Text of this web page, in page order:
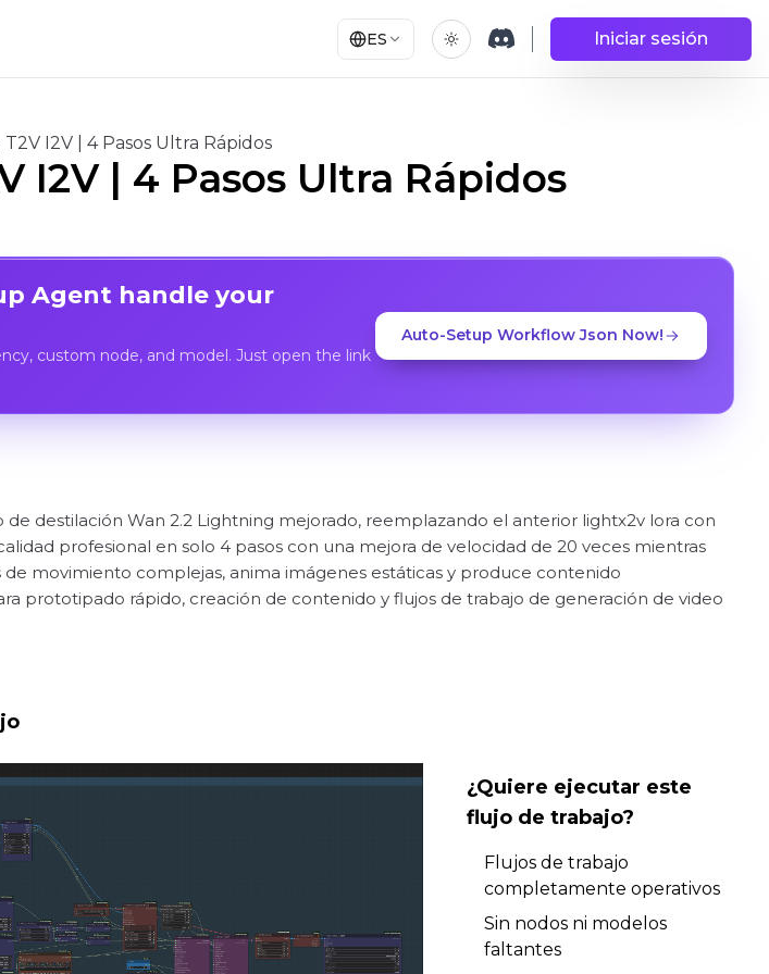
ES Iniciar sesión
I2V | 4 Pasos Ultra Rápidos
I2V | 4 Pasos Ultra Rápidos
Agent handle your
custom node, and model. Just open the link
Auto-Setup Workflow Json Now!
destilación Wan 2.2 Lightning mejorado, reemplazando el anterior lightx2v lora con
profesional en solo 4 pasos con una mejora de velocidad de 20 veces mientras
de movimiento complejas, anima imágenes estáticas y produce contenido
prototipado rápido, creación de contenido y flujos de trabajo de generación de video
¿Quiere ejecutar este
flujo de trabajo?
Flujos de trabajo
completamente operativos
Sin nodos ni modelos
faltantes